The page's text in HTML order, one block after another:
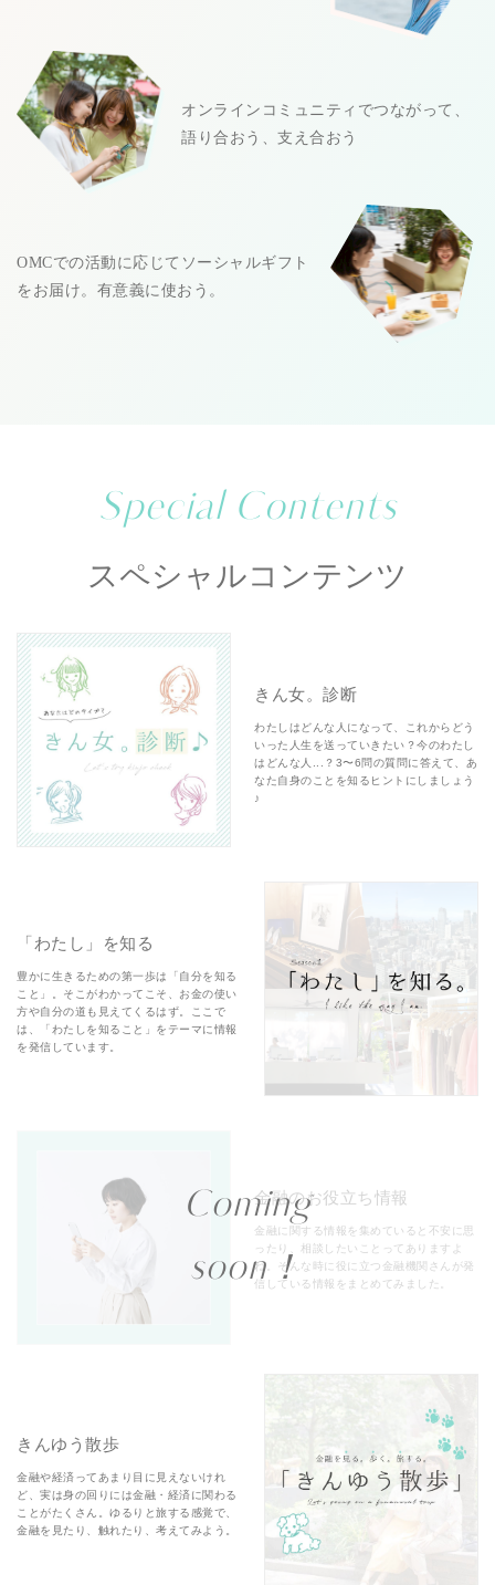
オンラインコミュニティでつながって、
語り合おう、支え合おう
OMCでの活動に応じてソーシャルギフト
をお届け。有意義に使おう。
Special Contents
スペシャルコンテンツ
きん女。診断
わたしはどんな人になって、これからどう
いった人生を送っていきたい？今のわたし
はどんな人...？3〜6問の質問に答えて、あ
なた自身のことを知るヒントにしましょう
♪
「わたし」を知る
豊かに生きるための第一歩は「自分を知る
こと」。そこがわかってこそ、お金の使い
方や自分の道も見えてくるはず。ここで
は、「わたしを知ること」をテーマに情報
を発信しています。
Coming
soon！
金融のお役立ち情報
金融に関する情報を集めていると不安に思
ったり、相談したいことってありますよ
ね。そんな時に役に立つ金融機関さんが発
信している情報をまとめてみました。
きんゆう散歩
金融や経済ってあまり目に見えないけれ
ど、実は身の回りには金融・経済に関わる
ことがたくさん。ゆるりと旅する感覚で、
金融を見たり、触れたり、考えてみよう。